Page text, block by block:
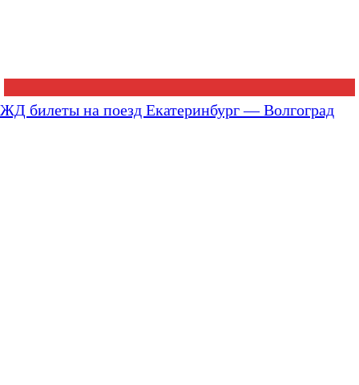
ЖД билеты на поезд Екатеринбург — Волгоград